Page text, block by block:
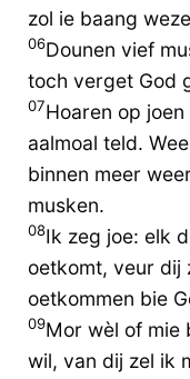
zol ie baang
06Dounen vief
toch verget God
07Hoaren op
aalmoal teld.
binnen meer
musken.
08Ik zeg joe: elk
oetkomt, veur dij
oetkommen bie
09Mor wèl of mie
wil, van dij zel ik